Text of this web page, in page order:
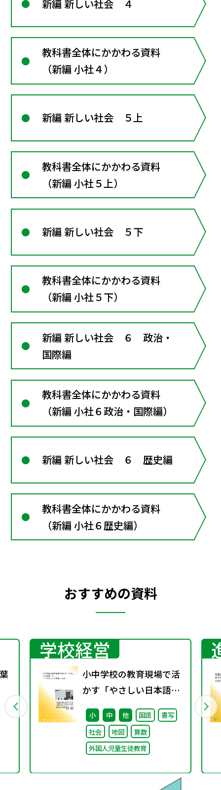
新編 新しい社会 ４
教科書全体にかかわる資料
（新編 小社４）
新編 新しい社会 ５上
教科書全体にかかわる資料
（新編 小社５上）
新編 新しい社会 ５下
教科書全体にかかわる資料
（新編 小社５下）
新編 新しい社会 ６ 政治・
国際編
教科書全体にかかわる資料
（新編 小社６政治・国際編）
新編 新しい社会 ６ 歴史編
教科書全体にかかわる資料
（新編 小社６歴史編）
おすすめの資料
学校経営
小中学校の教育現場で活
かす「やさしい日本語」
① ～「やさしい日本語」
とは～
小 中 他 国語
書写
社会
地図
算数
外国人児童生徒教育